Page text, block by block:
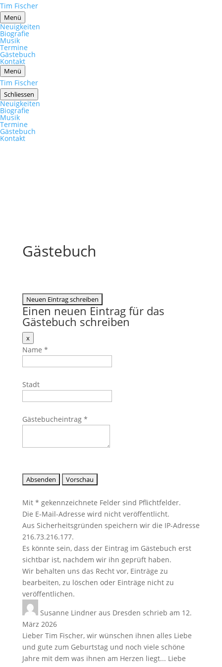
Tim Fischer
Menü
Neuigkeiten
Biografie
Musik
Termine
Gästebuch
Kontakt
Menü
Tim Fischer
Schliessen
Neuigkeiten
Biografie
Musik
Termine
Gästebuch
Kontakt
Gästebuch
Einen neuen Eintrag für das
Gästebuch schreiben
xDieses
Formular
ausblenden
Name *
Stadt
Gästebucheintrag *
Mit * gekennzeichnete Felder sind Pflichtfelder.
Die E-Mail-Adresse wird nicht veröffentlicht.
Aus Sicherheitsgründen speichern wir die IP-Adresse
216.73.216.177.
Es könnte sein, dass der Eintrag im Gästebuch erst
sichtbar ist, nachdem wir ihn geprüft haben.
Wir behalten uns das Recht vor, Einträge zu
bearbeiten, zu löschen oder Einträge nicht zu
veröffentlichen.
Susanne Lindner aus Dresden schrieb am 12.
März 2026
Lieber Tim Fischer, wir wünschen ihnen alles Liebe
und gute zum Geburtstag und noch viele schöne
Jahre mit dem was ihnen am Herzen liegt... Liebe